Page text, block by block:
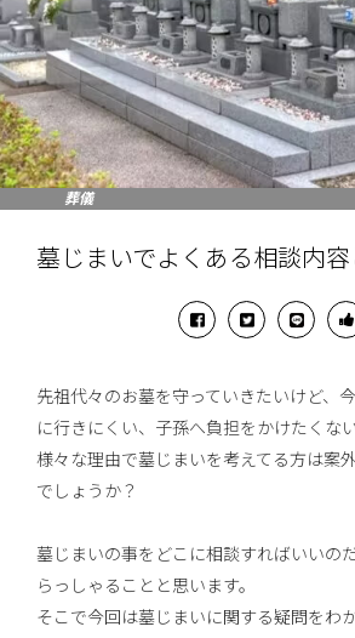
葬儀
墓じまいでよくある相談内容
先祖代々のお墓を守っていきたいけど、
に行きにくい、子孫へ負担をかけたくな
様々な理由で墓じまいを考えてる方は案
でしょうか？
墓じまいの事をどこに相談すればいいの
らっしゃることと思います。
そこで今回は墓じまいに関する疑問をわ